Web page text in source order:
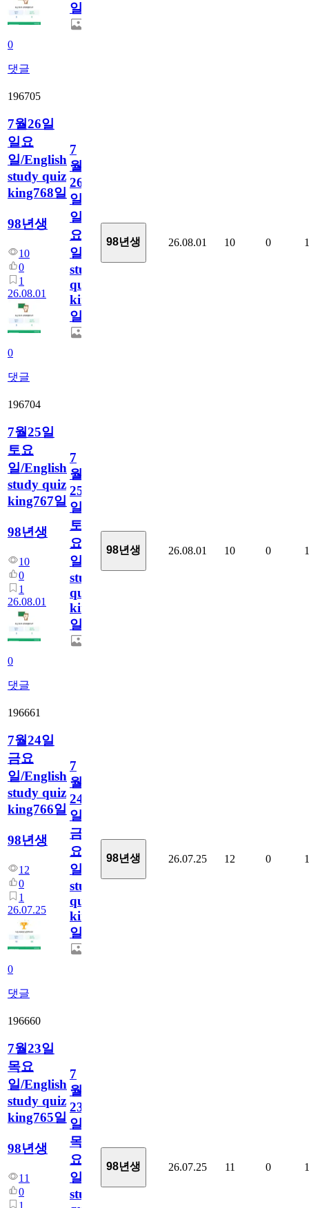
0
댓글
일
196705
7월26일
일요
일/English
study quiz
king768일
98년생
10
0
1
26.08.01
0
댓글
7
월
26
일
일
요
일/English
study
quiz
king768
일
98년생 26.08.01 10 0 1
196704
7월25일
토요
일/English
study quiz
king767일
98년생
10
0
1
26.08.01
0
댓글
7
월
25
일
토
요
일/English
study
quiz
king767
일
98년생 26.08.01 10 0 1
196661
7월24일
금요
일/English
study quiz
king766일
98년생
12
0
1
26.07.25
0
댓글
7
월
24
일
금
요
일/English
study
quiz
king766
일
98년생 26.07.25 12 0 1
196660
7월23일
목요
일/English
study quiz
king765일
98년생
11
0
1
7
월
23
일
목
요
일/English
study
98년생 26.07.25 11 0 1